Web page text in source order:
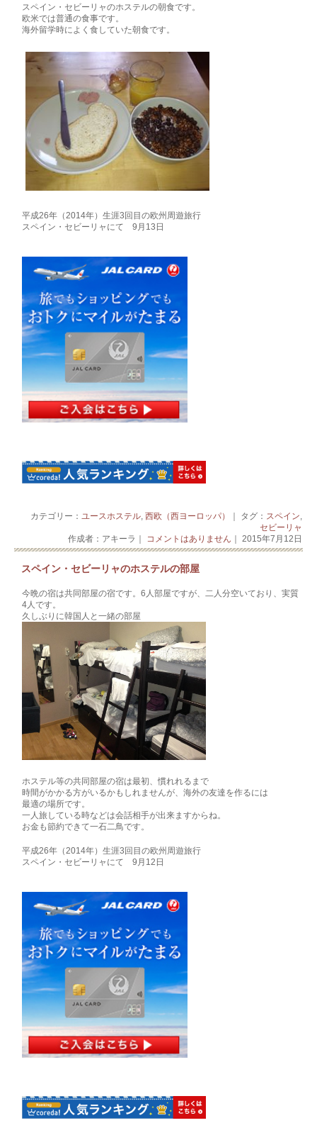
スペイン・セビーリャのホステルの朝食です。
欧米では普通の食事です。
海外留学時によく食していた朝食です。
平成26年（2014年）生涯3回目の欧州周遊旅行
スペイン・セビーリャにて 9月13日
カテゴリー： ユースホステル, 西欧（西ヨーロッパ） ｜ タグ： スペイン
セビーリャ
作成者：アキーラ｜
コメントはありません ｜ 2015年7月12日
スペイン・セビーリャのホステルの部屋
今晩の宿は共同部屋の宿です。6人部屋ですが、二人分空いており、実質
4人です。
久しぶりに韓国人と一緒の部屋
ホステル等の共同部屋の宿は最初、慣れれるまで
時間がかかる方がいるかもしれませんが、海外の友達を作るには
最適の場所です。
一人旅している時などは会話相手が出来ますからね。
お金も節約できて一石二鳥です。
平成26年（2014年）生涯3回目の欧州周遊旅行
スペイン・セビーリャにて 9月12日